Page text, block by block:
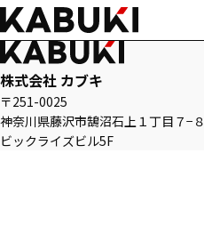
株式会社 カブキ
〒251-0025
神奈川県藤沢市鵠沼石上１丁目７−８
ビックライズビル5F